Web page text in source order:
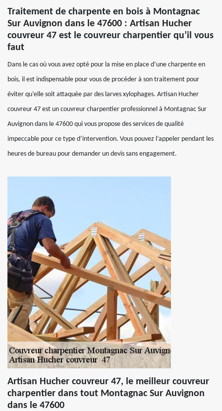
Traitement de charpente en bois à Montagnac
Sur Auvignon dans le 47600 : Artisan Hucher
couvreur 47 est le couvreur charpentier qu’il vous
faut
Dans le cas où vous avez opté pour la mise en place d’une charpente en
bois, il est indispensable pour vous de procéder à son traitement pour
éviter qu’elle soit attaquée par des larves xylophages. Artisan Hucher
couvreur 47 est un couvreur charpentier professionnel à Montagnac Sur
Auvignon dans le 47600 qui vous propose des services de qualité
impeccable pour ce type d’intervention. Vous pouvez l’appeler pendant les
heures de bureau pour demander un devis sans engagement.
Artisan Hucher couvreur 47, le meilleur couvreur
charpentier dans tout Montagnac Sur Auvignon
dans le 47600